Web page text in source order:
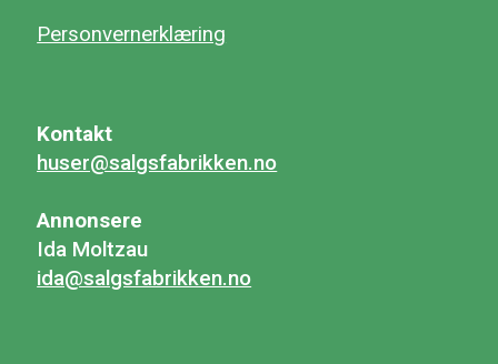
Personvernerklæring
Kontakt
huser@salgsfabrikken.no
Annonsere
Ida Moltzau
ida@salgsfabrikken.no